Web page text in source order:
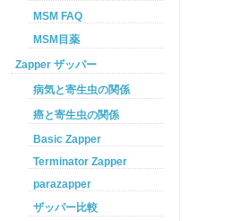
MSM FAQ
MSM目薬
Zapper ザッパー
病気と寄生虫の関係
癌と寄生虫の関係
Basic Zapper
Terminator Zapper
parazapper
ザッパー比較